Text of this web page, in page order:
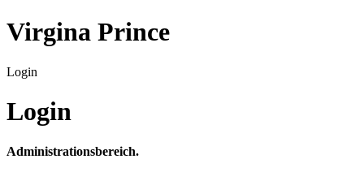
Virgina Prince
Login
Login
Administrationsbereich.